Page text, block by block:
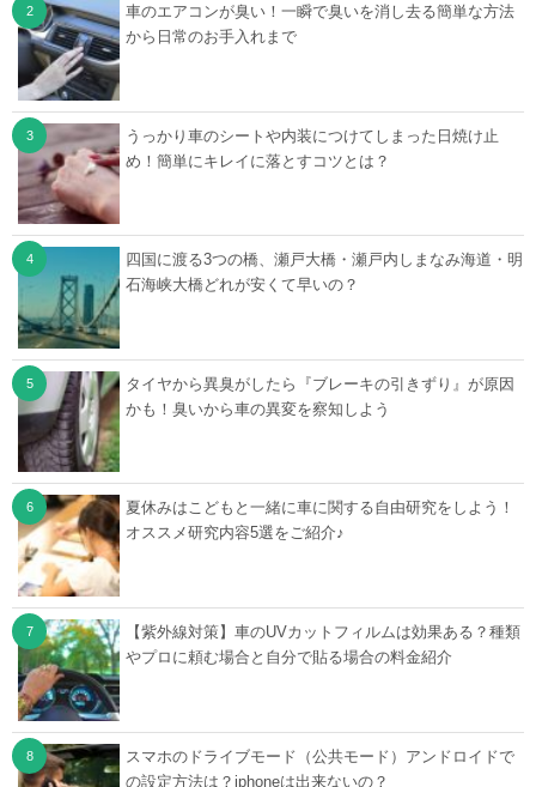
車のエアコンが臭い！一瞬で臭いを消し去る簡単な方法
から日常のお手入れまで
うっかり車のシートや内装につけてしまった日焼け止
め！簡単にキレイに落とすコツとは？
四国に渡る3つの橋、瀬戸大橋・瀬戸内しまなみ海道・明
石海峡大橋どれが安くて早いの？
タイヤから異臭がしたら『ブレーキの引きずり』が原因
かも！臭いから車の異変を察知しよう
夏休みはこどもと一緒に車に関する自由研究をしよう！
オススメ研究内容5選をご紹介♪
【紫外線対策】車のUVカットフィルムは効果ある？種類
やプロに頼む場合と自分で貼る場合の料金紹介
スマホのドライブモード（公共モード）アンドロイドで
の設定方法は？iphoneは出来ないの？